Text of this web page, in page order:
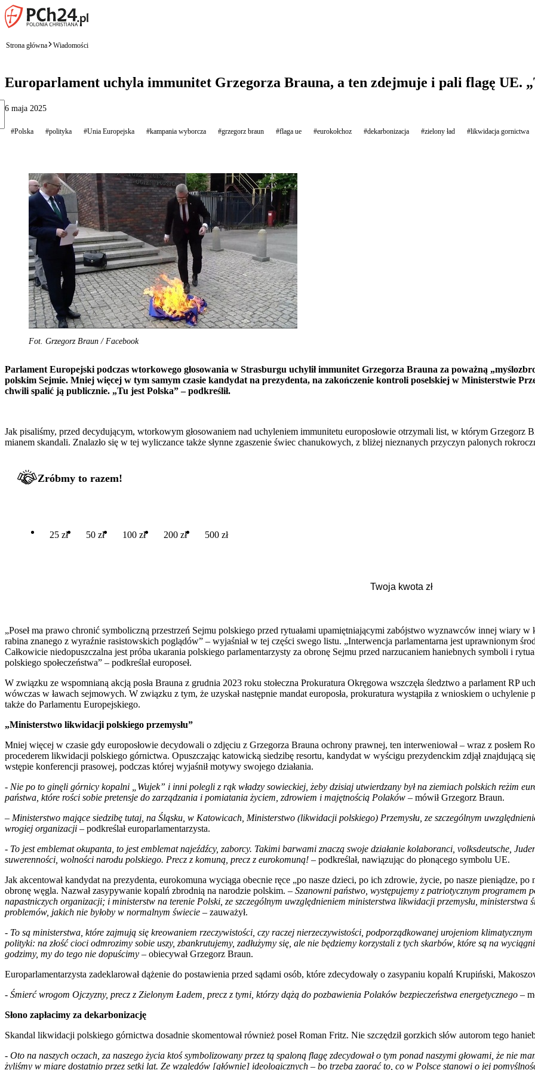
Strona główna Wiadomości
Europarlament uchyla immunitet Grzegorza Brauna, a ten zdejmuje i pali flagę UE.
6 maja 2025
#Polska #polityka #Unia Europejska #kampania wyborcza #grzegorz braun #flaga ue #eurokołchoz #dekarbonizacja #zielony ład #likwidacja gornictwa
Fot. Grzegorz Braun / Facebook
Parlament Europejski podczas wtorkowego głosowania w Strasburgu uchylił immunitet Grzegorza Brauna za poważną
polskim Sejmie. Mniej więcej w tym samym czasie kandydat na prezydenta, na zakończenie kontroli poselskiej w Ministerstwie
chwili spalić ją publicznie. „Tu jest Polska” – podkreślił.
Jak pisaliśmy, przed decydującym, wtorkowym głosowaniem nad uchyleniem immunitetu europosłowie otrzymali list, w którym Grzegorz
mianem skandali. Znalazło się w tej wyliczance także słynne zgaszenie świec chanukowych, z bliżej nieznanych przyczyn palonych
Zróbmy to razem!
25 zł 50 zł 100 zł 200 zł 500 zł
„Poseł ma prawo chronić symboliczną przestrzeń Sejmu polskiego przed rytuałami upamiętniającymi zabójstwo wyznawców innej wiary
rabina znanego z wyraźnie rasistowskich poglądów” – wyjaśniał w tej części swego listu. „Interwencja parlamentarna jest uprawnionym
Całkowicie niedopuszczalna jest próba ukarania polskiego parlamentarzysty za obronę Sejmu przed narzucaniem haniebnych symboli i
polskiego społeczeństwa” – podkreślał europoseł.
W związku ze wspomnianą akcją posła Brauna z grudnia 2023 roku stołeczna Prokuratura Okręgowa wszczęła śledztwo a parlament RP
wówczas w ławach sejmowych. W związku z tym, że uzyskał następnie mandat europosła, prokuratura wystąpiła z wnioskiem o
także do Parlamentu Europejskiego.
„Ministerstwo likwidacji polskiego przemysłu”
Mniej więcej w czasie gdy europosłowie decydowali o zdjęciu z Grzegorza Brauna ochrony prawnej, ten interweniował – wraz z posłem
procederem likwidacji polskiego górnictwa. Opuszczając katowicką siedzibę resortu, kandydat w wyścigu prezydenckim zdjął znajdującą
wstępie konferencji prasowej, podczas której wyjaśnił motywy swojego działania.
- Nie po to ginęli górnicy kopalni „Wujek” i inni polegli z rąk władzy sowieckiej, żeby dzisiaj utwierdzany był na ziemiach polskich reżim
państwa, które rości sobie pretensje do zarządzania i pomiatania życiem, zdrowiem i majętnością Polaków – mówił Grzegorz Braun.
– Ministerstwo mające siedzibę tutaj, na Śląsku, w Katowicach, Ministerstwo (likwidacji polskiego) Przemysłu, ze szczególnym
wrogiej organizacji – podkreślał europarlamentarzysta.
- To jest emblemat okupanta, to jest emblemat najeźdźcy, zaborcy. Takimi barwami znaczą swoje działanie kolaboranci, volksdeutsche,
suwerenności, wolności narodu polskiego. Precz z komuną, precz z eurokomuną! – podkreślał, nawiązując do płonącego symbolu UE.
Jak akcentował kandydat na prezydenta, eurokomuna wyciąga obecnie ręce „po nasze dzieci, po ich zdrowie, życie, po nasze pieniądze,
obronę węgla. Nazwał zasypywanie kopalń zbrodnią na narodzie polskim. – Szanowni państwo, występujemy z patriotycznym
napastniczych organizacji; i ministerstw na terenie Polski, ze szczególnym uwzględnieniem ministerstwa likwidacji przemysłu,
problemów, jakich nie byłoby w normalnym świecie – zauważył.
- To są ministerstwa, które zajmują się kreowaniem rzeczywistości, czy raczej nierzeczywistości, podporządkowanej urojeniom
polityki: na złość cioci odmrozimy sobie uszy, zbankrutujemy, zadłużymy się, ale nie będziemy korzystali z tych skarbów, które są na
godzimy, my do tego nie dopuścimy – obiecywał Grzegorz Braun.
Europarlamentarzysta zadeklarował dążenie do postawienia przed sądami osób, które zdecydowały o zasypaniu kopalń Krupiński,
- Śmierć wrogom Ojczyzny, precz z Zielonym Ładem, precz z tymi, którzy dążą do pozbawienia Polaków bezpieczeństwa energetycznego –
Słono zapłacimy za dekarbonizację
Skandal likwidacji polskiego górnictwa dosadnie skomentował również poseł Roman Fritz. Nie szczędził gorzkich słów autorom tego
- Oto na naszych oczach, za naszego życia ktoś symbolizowany przez tą spaloną flagę zdecydował o tym ponad naszymi głowami, że nie
żyliśmy w miarę dostatnio przez setki lat. Ze względów [głównie] ideologicznych – bo trzeba zaorać to, co w Polsce stanowi o jej